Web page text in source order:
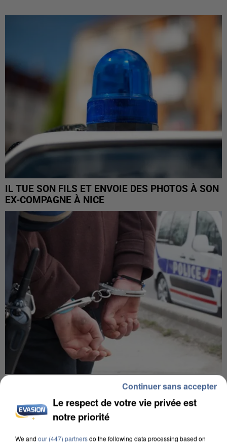
IL TUE SON FILS ET ENVOIE DES PHOTOS À SON
EX-COMPAGNE À NICE
L’UN DES FONDATEURS SUPPOSÉS DE LA DZ
Le respect de votre vie privée est
notre priorité
We and our (447) partnersdo the following data processing based on
Continuer sans accepter